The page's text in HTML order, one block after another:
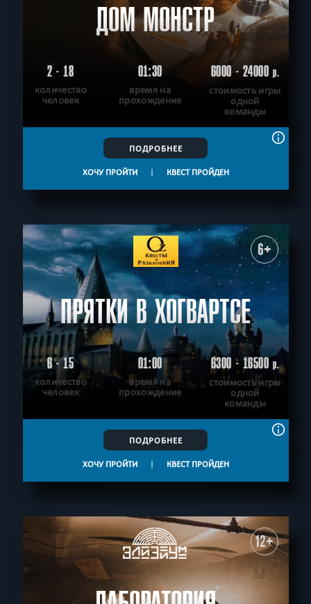
ДОМ МОНСТР
2 - 18
количество
человек
01:30
время на
прохождение
6000 - 24000р.
стоимость игры
одной
команды
ПОДРОБНЕЕ
ХОЧУ ПРОЙТИ | КВЕСТ ПРОЙДЕН
6+
ПРЯТКИ В ХОГВАРТСЕ
6 - 15
количество
человек
01:00
время на
прохождение
6300 - 16500р.
стоимость игры
одной
команды
ПОДРОБНЕЕ
ХОЧУ ПРОЙТИ | КВЕСТ ПРОЙДЕН
12+